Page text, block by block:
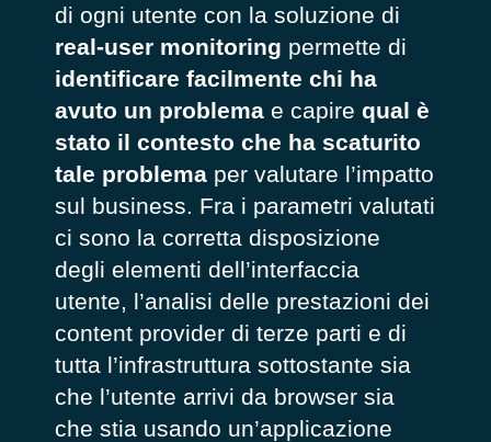
di ogni utente con la soluzione di
real-user monitoring permette di
identificare facilmente chi ha
avuto un problema e capire qual è
stato il contesto che ha scaturito
tale problema per valutare l’impatto
sul business. Fra i parametri valutati
ci sono la corretta disposizione
degli elementi dell’interfaccia
utente, l’analisi delle prestazioni dei
content provider di terze parti e di
tutta l’infrastruttura sottostante sia
che l’utente arrivi da browser sia
che stia usando un’applicazione